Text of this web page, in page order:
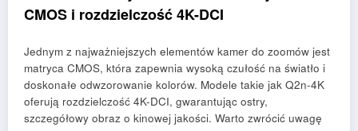
CMOS i rozdzielczość 4K-DCI
Jednym z najważniejszych elementów kamer do zoomów jest
matryca CMOS, która zapewnia wysoką czułość na światło i
doskonałe odwzorowanie kolorów. Modele takie jak Q2n-4K
oferują rozdzielczość 4K-DCI, gwarantując ostry,
szczegółowy obraz o kinowej jakości. Warto zwrócić uwagę